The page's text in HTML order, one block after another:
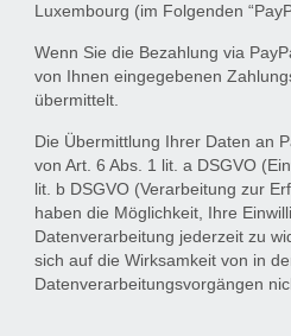
Luxembourg (im Folgenden
Wenn Sie die Bezahlung via
von Ihnen eingegebenen
übermittelt.
Die Übermittlung Ihrer Daten an
von Art. 6 Abs. 1 lit. a DSGVO
lit. b DSGVO (Verarbeitung zur
haben die Möglichkeit, Ihre
Datenverarbeitung jederzeit zu
sich auf die Wirksamkeit von in
Datenverarbeitungsvorgängen